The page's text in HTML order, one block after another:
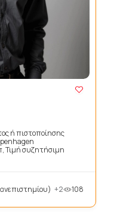
ή πιστοποίησης
Τιμή συζητήσιμη
+2 108